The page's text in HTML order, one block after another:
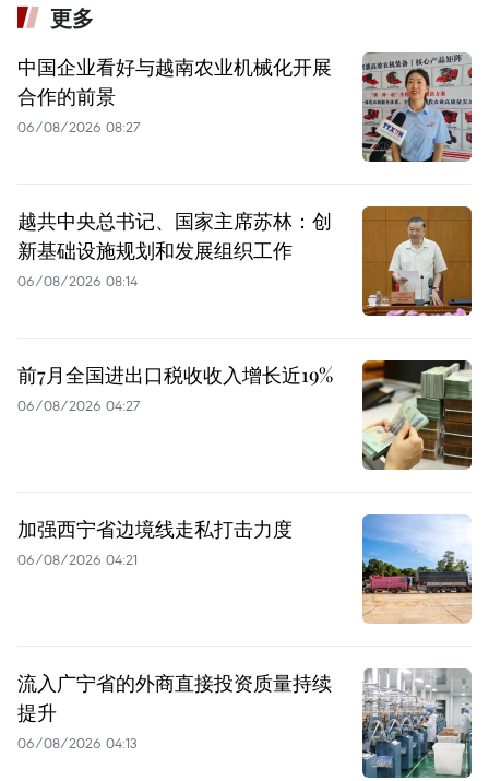
更多
中国企业看好与越南农业机械化开展
合作的前景
06/08/2026 08:27
越共中央总书记、国家主席苏林：创
新基础设施规划和发展组织工作
06/08/2026 08:14
前7月全国进出口税收收入增长近19%
06/08/2026 04:27
加强西宁省边境线走私打击力度
06/08/2026 04:21
流入广宁省的外商直接投资质量持续
提升
06/08/2026 04:13